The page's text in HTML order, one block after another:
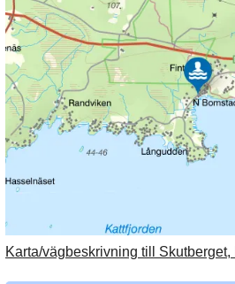
Karta/vägbeskrivning till Skutberget,